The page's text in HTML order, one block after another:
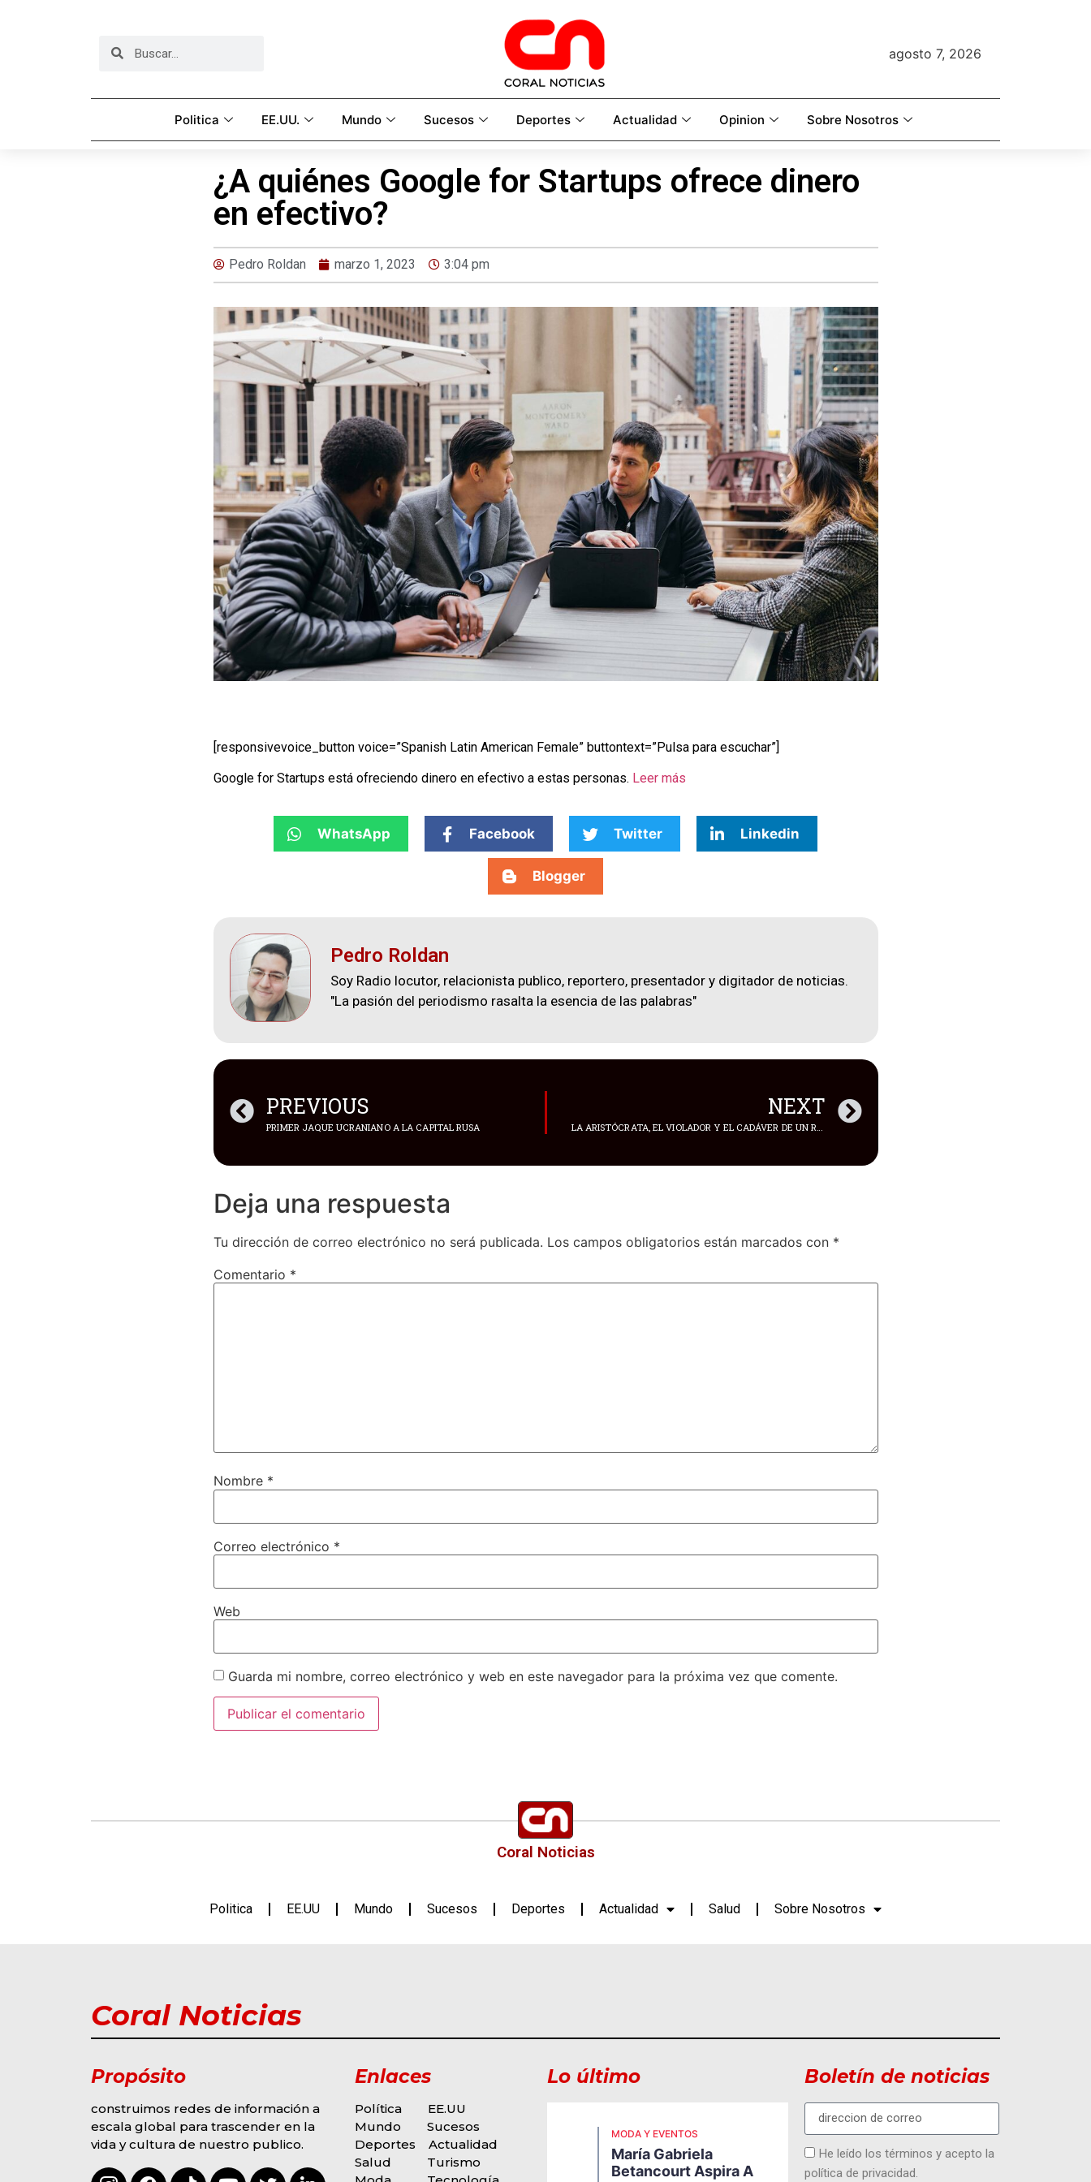
agosto 7, 2026
Politica EE.UU. Mundo Sucesos Deportes Actualidad Opinion Sobre Nosotros
¿A quiénes Google for Startups ofrece dinero
en efectivo?
Pedro Roldan marzo 1, 2023 3:04 pm
[responsivevoice_button voice=”Spanish Latin American Female” buttontext=”Pulsa para escuchar”]
Google for Startups está ofreciendo dinero en efectivo a estas personas. Leer más
WhatsApp Facebook Twitter Linkedin
Blogger
Pedro Roldan
Soy Radio locutor, relacionista publico, reportero, presentador y digitador de noticias.
"La pasión del periodismo rasalta la esencia de las palabras"
PREVIOUS
PRIMER JAQUE UCRANIANO A LA CAPITAL RUSA
NEXT
Deja una respuesta
Tu dirección de correo electrónico no será publicada. Los campos obligatorios están marcados con *
Comentario *
Nombre *
Correo electrónico *
Web
Guarda mi nombre, correo electrónico y web en este navegador para la próxima vez que comente.
Coral Noticias
Politica EE.UU Mundo Sucesos Deportes Actualidad Salud Sobre Nosotros
Coral Noticias
Propósito
construimos redes de información a
escala global para trascender en la
vida y cultura de nuestro publico.
Enlaces
Política
EE.UU
Mundo
Sucesos
Deportes
Actualidad
Salud
Turismo
Lo último
MODA Y EVENTOS
OMAR COLINA
MODA Y EVENTOS
Gigi Borrelli Presenta
Su Nueva Propuesta
MODA Y EVENTOS
María Gabriela
Betancourt Aspira A
Ecuador Abre Paso A
Una Nueva Generación
Boletín de noticias
He leído los términos y acepto la
política de privacidad.